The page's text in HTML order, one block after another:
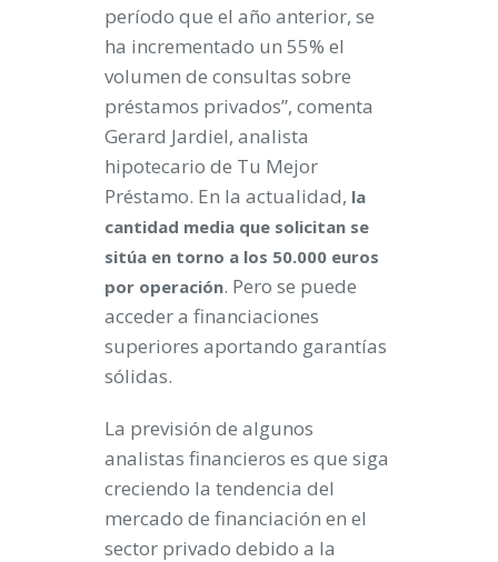
período que el año anterior, se
ha incrementado un 55% el
volumen de consultas sobre
préstamos privados”, comenta
Gerard Jardiel, analista
hipotecario de Tu Mejor
Préstamo. En la actualidad, la
cantidad media que solicitan se
sitúa en torno a los 50.000 euros
por operación. Pero se puede
acceder a financiaciones
superiores aportando garantías
sólidas.
La previsión de algunos
analistas financieros es que siga
creciendo la tendencia del
mercado de financiación en el
sector privado debido a la